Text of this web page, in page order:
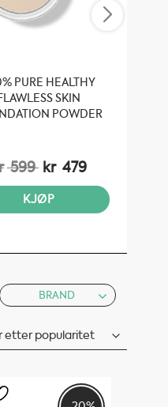
PURE HEALTHY
SKIN
POWDER
599 kr 479
KJØP
BRAND